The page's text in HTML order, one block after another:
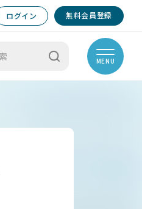
ログイン 無料会員登録
MENU